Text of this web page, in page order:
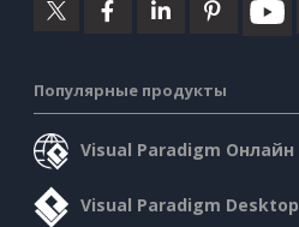
Популярные продукты
Visual Paradigm Онлайн
Visual Paradigm Desktop